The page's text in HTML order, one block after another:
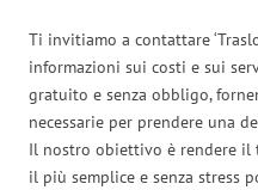
Ti invitiamo a contattare
informazioni sui costi e sui
gratuito e senza obbligo,
necessarie per prendere una
Il nostro obiettivo è rendere il
il più semplice e senza stress